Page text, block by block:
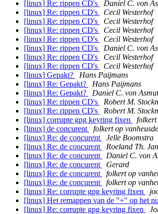
[linux] Re: rippen CD's
Daniel C. von
[linux] Re: rippen CD's
Cecil Westerhof
[linux] Re: rippen CD's
Cecil Westerhof
[linux] Re: rippen CD's
Cecil Westerhof
[linux] Re: rippen CD's
Cecil Westerhof
[linux] Re: rippen CD's
Daniel C. von
[linux] Re: rippen CD's
Cecil Westerhof
[linux] Re: rippen CD's
Cecil Westerhof
[linux] Gepakt?
Hans Paijmans
[linux] Re: Gepakt?
Hans Paijmans
[linux] Re: Gepakt?
Daniel C. von
[linux] Re: rippen CD's
Robert M.
[linux] Re: rippen CD's
Robert M.
[linux] corrupte gpg keyring fixen
folkert
[linux] de concurent
folkert op
[linux] Re: de concurent
Jelle Boomstra
[linux] Re: de concurent
Roeland Th.
[linux] Re: de concurent
Daniel C. von
[linux] Re: de concurent
Gerard
[linux] Re: de concurent
folkert op
[linux] Re: de concurent
folkert op
[linux] Re: corrupte gpg keyring fixen
[linux] Het remappen van de "+" op het
[linux] Re: corrupte gpg keyring fixen